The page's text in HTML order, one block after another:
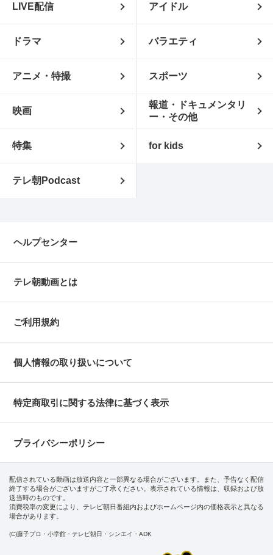
LIVE配信 アイドル
ドラマ バラエティ
アニメ・特撮 スポーツ
映画
報道・ドキュメンタリ
ー・その他
特集 for kids
テレ朝Podcast
ヘルプセンター
テレ朝動画とは
ご利用規約
個人情報の取り扱いについて
特定商取引に関する法律に基づく表示
プライバシーポリシー
配信されている動画は放送内容と一部異なる場合がございます。また、予告なく配信
終了する場合がございますがご了承ください。表示されている情報は、収録および放
送当時のものです。
消費税率の変更により、テレビ朝日番組内およびホームページ内の価格表示と異なる
場合があります。
(C)藤子プロ・小学館・テレビ朝日・シンエイ・ADK